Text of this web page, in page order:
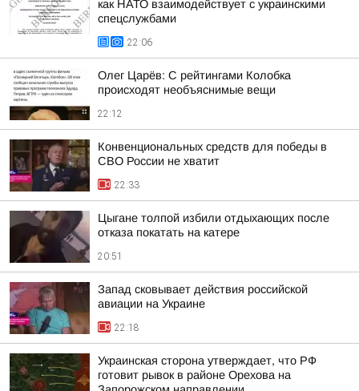
как НАТО взаимодействует с украинскими
спецслужбами
22:06
Олег Царёв: С рейтингами Колобка
происходят необъяснимые вещи
22:12
Конвенциональных средств для победы в
СВО России не хватит
22:33
Цыгане толпой избили отдыхающих после
отказа покатать на катере
20:51
Запад сковывает действия российской
авиации на Украине
22:18
Украинская сторона утверждает, что РФ
готовит рывок в районе Орехова на